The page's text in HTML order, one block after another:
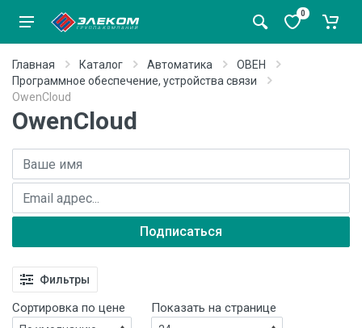
0
Главная Каталог Автоматика
ОВЕН
Программное обеспечение, устройства связи
OwenCloud
OwenCloud
Имя
E-mail адрес
Подписаться
Фильтры
Сортировка по цене Показать на странице